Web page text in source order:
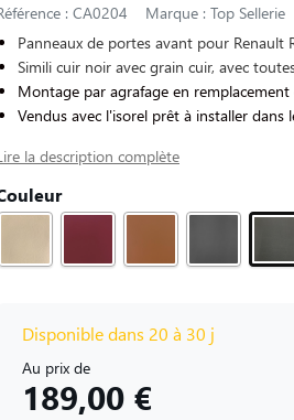
: CA0204
Marque : Top Sellerie
Panneaux de portes avant pour Renault
Simili cuir noir avec grain cuir, avec
Montage par agrafage en
Vendus avec l'isorel prêt à installer dans
la description complète
Disponible dans 20 à 30 j
Au prix de
189,00 €